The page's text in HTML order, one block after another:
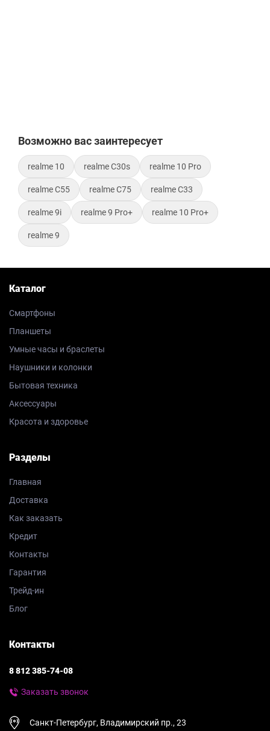
Возможно вас заинтересует
realme 10 realme C30s realme 10 Pro
realme C55 realme C75 realme C33
realme 9i realme 9 Pro+ realme 10 Pro+
realme 9
Каталог
Смартфоны
Планшеты
Умные часы и браслеты
Наушники и колонки
Бытовая техника
Аксессуары
Красота и здоровье
Разделы
Главная
Доставка
Как заказать
Кредит
Контакты
Гарантия
Трейд-ин
Блог
Контакты
8 812 385-74-08
Заказать звонок
Санкт-Петербург, Владимирский пр., 23